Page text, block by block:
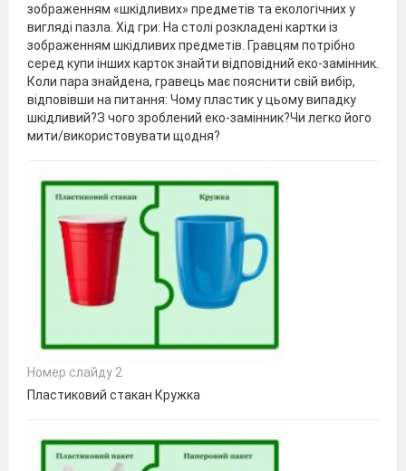
зображенням «шкідливих» предметів та екологічних у
вигляді пазла. Хід гри: На столі розкладені картки із
зображенням шкідливих предметів. Гравцям потрібно
серед купи інших карток знайти відповідний еко-замінник.
Коли пара знайдена, гравець має пояснити свій вибір,
відповівши на питання: Чому пластик у цьому випадку
шкідливий?З чого зроблений еко-замінник?Чи легко його
мити/використовувати щодня?
Номер слайду 2
Пластиковий стакан Кружка